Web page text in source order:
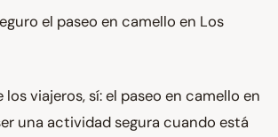
el paseo en camello en Los
los viajeros, sí: el paseo en camello en
una actividad segura cuando está